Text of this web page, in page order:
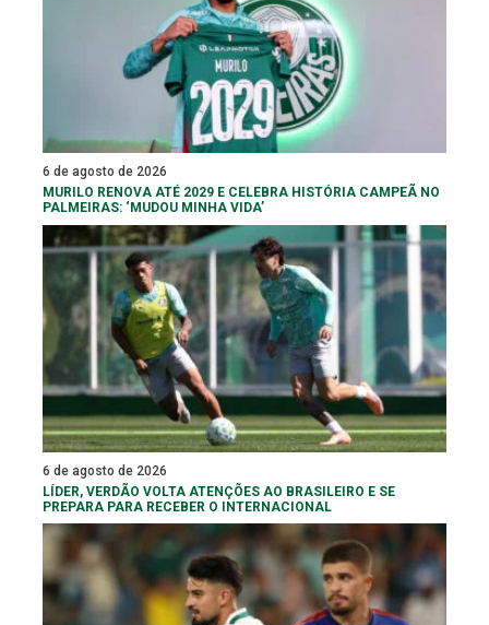
6 de agosto de 2026
MURILO RENOVA ATÉ 2029 E CELEBRA HISTÓRIA CAMPEÃ NO
PALMEIRAS: ‘MUDOU MINHA VIDA’
6 de agosto de 2026
LÍDER, VERDÃO VOLTA ATENÇÕES AO BRASILEIRO E SE
PREPARA PARA RECEBER O INTERNACIONAL